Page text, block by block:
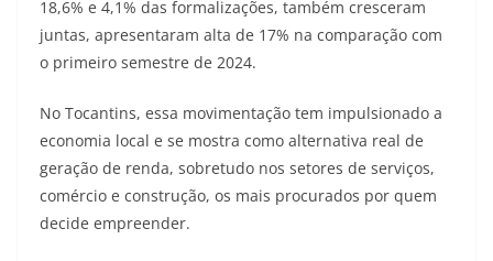
18,6% e 4,1% das formalizações, também cresceram
juntas, apresentaram alta de 17% na comparação com
o primeiro semestre de 2024.
No Tocantins, essa movimentação tem impulsionado a
economia local e se mostra como alternativa real de
geração de renda, sobretudo nos setores de serviços,
comércio e construção, os mais procurados por quem
decide empreender.